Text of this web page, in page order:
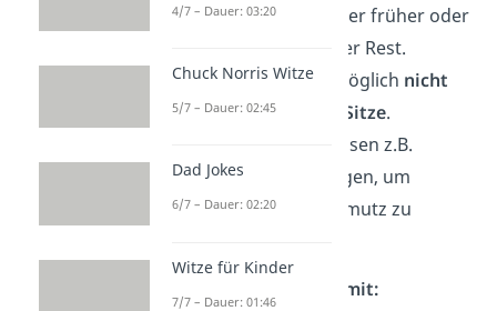
rechnen. Gehe lieber früher oder
etwas später als der Rest.
Setze dich wenn möglich nicht
direkt auf die WC-Sitze.
Verwende stattdessen z.B.
Einwegsitzunterlagen, um
Bakterien und Schmutz zu
Hygiene — Das muss mit:
4/7 – Dauer: 03:20
Chuck Norris Witze
5/7 – Dauer: 02:45
Dad Jokes
6/7 – Dauer: 02:20
Witze für Kinder
7/7 – Dauer: 01:46